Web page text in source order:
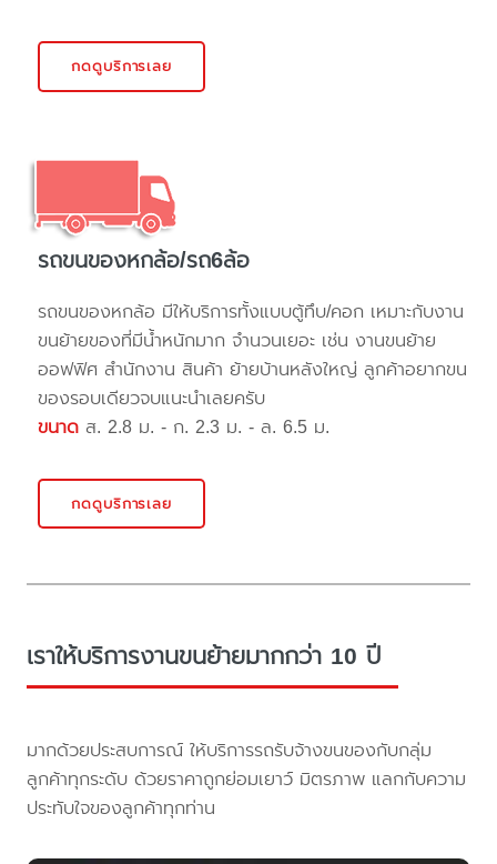
กดดูบริการเลย
รถขนของหกล้อ/รถ6ล้อ
รถขนของหกล้อ มีให้บริการทั้งแบบตู้ทึบ/คอก เหมาะกับงาน
ขนย้ายของที่มีน้ำหนักมาก จำนวนเยอะ เช่น งานขนย้าย
ออฟฟิศ สำนักงาน สินค้า ย้ายบ้านหลังใหญ่ ลูกค้าอยากขน
ของรอบเดียวจบแนะนำเลยครับ
ขนาด ส. 2.8 ม. - ก. 2.3 ม. - ล. 6.5 ม.
กดดูบริการเลย
เราให้บริการงานขนย้ายมากกว่า 10 ปี
มากด้วยประสบการณ์ ให้บริการรถรับจ้างขนของกับกลุ่ม
ลูกค้าทุกระดับ ด้วยราคาถูกย่อมเยาว์ มิตรภาพ แลกกับความ
ประทับใจของลูกค้าทุกท่าน